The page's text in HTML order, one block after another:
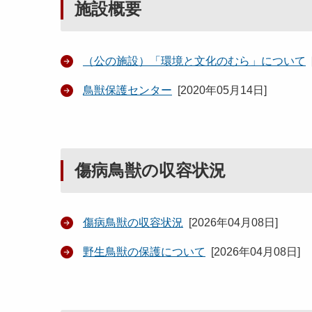
施設概要
（公の施設）「環境と文化のむら」について
鳥獣保護センター [2020年05月14日 ]
傷病鳥獣の収容状況
傷病鳥獣の収容状況 [2026年04月08日 ]
野生鳥獣の保護について [2026年04月08日 ]